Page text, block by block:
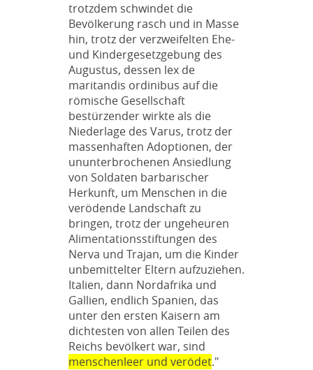
trotzdem schwindet die
Bevölkerung rasch und in Masse
hin, trotz der verzweifelten Ehe-
und Kindergesetzgebung des
Augustus, dessen lex de
maritandis ordinibus auf die
römische Gesellschaft
bestürzender wirkte als die
Niederlage des Varus, trotz der
massenhaften Adoptionen, der
ununterbrochenen Ansiedlung
von Soldaten barbarischer
Herkunft, um Menschen in die
verödende Landschaft zu
bringen, trotz der ungeheuren
Alimentationsstiftungen des
Nerva und Trajan, um die Kinder
unbemittelter Eltern aufzuziehen.
Italien, dann Nordafrika und
Gallien, endlich Spanien, das
unter den ersten Kaisern am
dichtesten von allen Teilen des
Reichs bevölkert war, sind
menschenleer und verödet."